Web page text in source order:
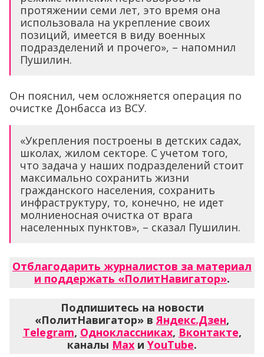
протяжении семи лет, это время она
использовала на укрепление своих
позиций, имеется в виду военных
подразделений и прочего», – напомнил
Пушилин.
Он пояснил, чем осложняется операция по
очистке Донбасса из ВСУ.
«Укрепления построены в детских садах,
школах, жилом секторе. С учетом того,
что задача у наших подразделений стоит
максимально сохранить жизни
гражданского населения, сохранить
инфраструктуру, то, конечно, не идет
молниеносная очистка от врага
населенных пунктов», – сказал Пушилин.
Отблагодарить журналистов за материал
и поддержать «ПолитНавигатор».
Подпишитесь на новости
«ПолитНавигатор» вЯндекс.Дзен,
Telegram, Одноклассниках, Вконтакте,
каналы Max и YouTube.